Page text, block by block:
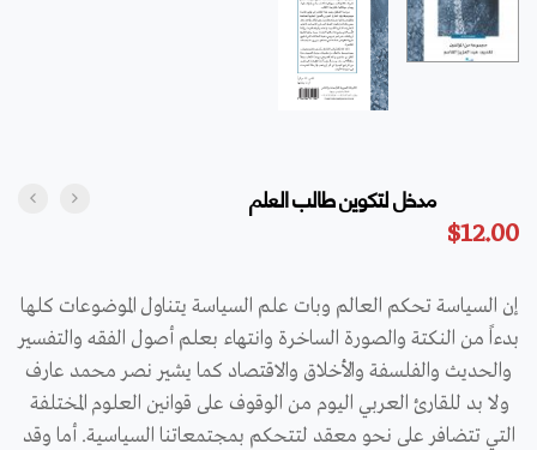
مدخل لتكوين طالب العلم
$12.00
إن السياسة تحكم العالم وبات علم السياسة يتناول الموضوعات كلها
بدءاً من النكتة والصورة الساخرة وانتهاء بعلم أصول الفقه والتفسير
والحديث والفلسفة والأخلاق والاقتصاد كما يشير نصر محمد عارف
ولا بد للقارئ العربي اليوم من الوقوف على قوانين العلوم المختلفة
التي تتضافر على نحو معقد لتتحكم بمجتمعاتنا السياسية. أما وقد